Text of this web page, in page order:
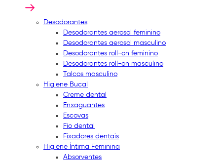
Desodorantes
Desodorantes aerosol feminino
Desodorantes aerosol masculino
Desodorantes roll-on feminino
Desodorantes roll-on masculino
Talcos masculino
Higiene Bucal
Creme dental
Enxaguantes
Escovas
Fio dental
Fixadores dentais
Higiene Íntima Feminina
Absorventes